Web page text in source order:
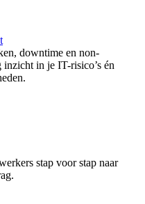
downtime en non-
in je IT-risico’s én
stap voor stap naar